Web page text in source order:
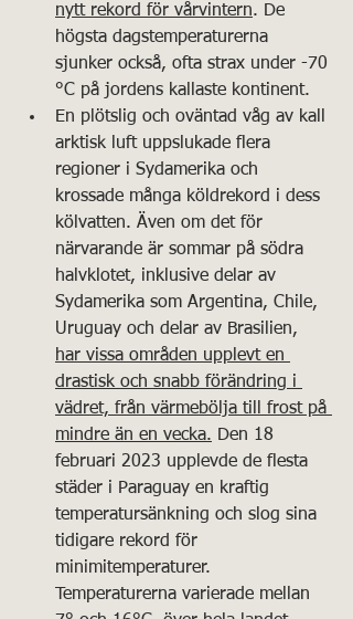
nytt rekord för vårvintern. De
högsta dagstemperaturerna
sjunker också, ofta strax under -70
°C på jordens kallaste kontinent.
En plötslig och oväntad våg av kall
arktisk luft uppslukade flera
regioner i Sydamerika och
krossade många köldrekord i dess
kölvatten. Även om det för
närvarande är sommar på södra
halvklotet, inklusive delar av
Sydamerika som Argentina, Chile,
Uruguay och delar av Brasilien,
har vissa områden upplevt en
drastisk och snabb förändring i
vädret, från värmebölja till frost på
mindre än en vecka. Den 18
februari 2023 upplevde de flesta
städer i Paraguay en kraftig
temperatursänkning och slog sina
tidigare rekord för
minimitemperaturer.
Temperaturerna varierade mellan